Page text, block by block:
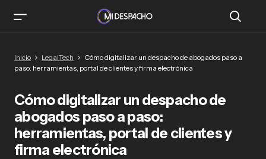
paso a paso: herramientas, portal de clientes y
firma electrónica
Inicio LegalTech
Cómo digitalizar un despacho de abogados paso a
paso: herramientas, portal de clientes y firma electrónica
Cómo digitalizar un despacho de
abogados paso a paso:
herramientas, portal de clientes y
firma electrónica